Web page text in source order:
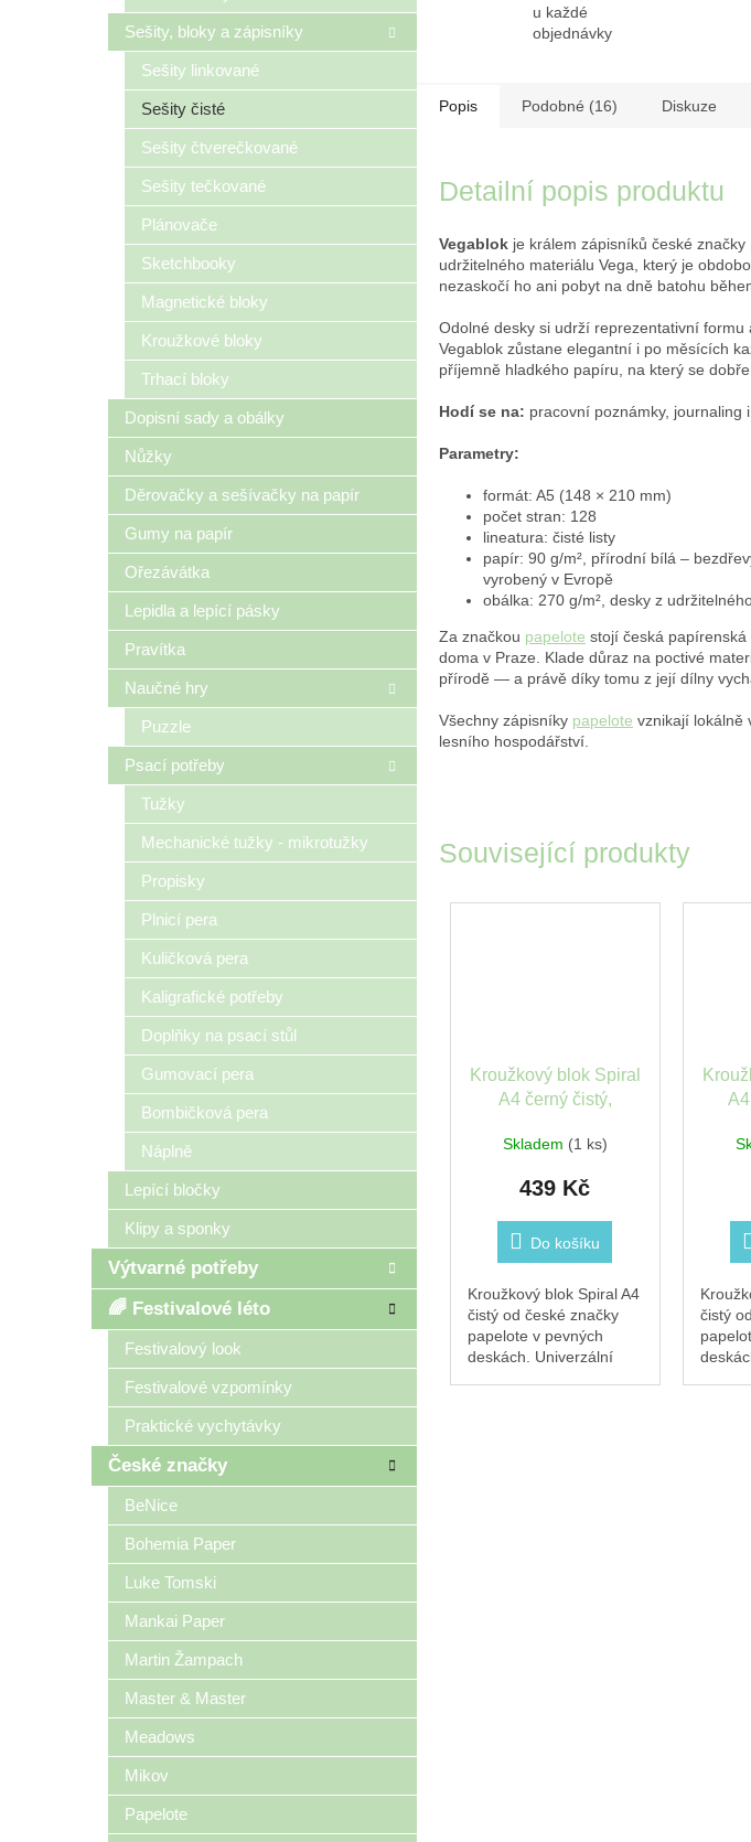
Sešity, bloky a zápisníky
Sešity linkované
Sešity čisté
Sešity čtverečkované
Sešity tečkované
Plánovače
Sketchbooky
Magnetické bloky
Kroužkové bloky
Trhací bloky
Dopisní sady a obálky
Nůžky
Děrovačky a sešívačky na papír
Gumy na papír
Ořezávátka
Lepidla a lepící pásky
Pravítka
Naučné hry
Puzzle
Psací potřeby
Tužky
Mechanické tužky - mikrotužky
Propisky
Plnicí pera
Kuličková pera
Kaligrafické potřeby
Doplňky na psací stůl
Gumovací pera
Bombičková pera
Náplně
Lepící bločky
Klipy a sponky
Výtvarné potřeby
🌈 Festivalové léto
Festivalový look
Festivalové vzpomínky
Praktické vychytávky
České značky
BeNice
Bohemia Paper
Luke Tomski
Mankai Paper
Martin Žampach
Master & Master
Meadows
Mikov
Papelote
u každé
objednávky
Související produkty
Kroužkový blok Spiral
A4 černý čistý,
Papelote
Skladem (1 ks)
439 Kč
Do košíku
Kroužkový blok Spiral A4
čistý od české značky
papelote v pevných
deskách. Univerzální
čistý
Popis Podobné (16) Diskuze
Detailní popis produktu
Vegablok je králem zápisníků české značky
udržitelného materiálu Vega, který je
nezaskočí ho ani pobyt na dně batohu
Odolné desky si udrží reprezentativní
Vegablok zůstane elegantní i po měsících
příjemně hladkého papíru, na který se
Hodí se na: pracovní poznámky, journaling
Parametry:
formát: A5 (148 × 210 mm)
počet stran: 128
lineatura: čisté listy
papír: 90 g/m², přírodní bílá –
vyrobený v Evropě
obálka: 270 g/m², desky z
Za značkou papelote stojí česká
doma v Praze. Klade důraz na poctivé
přírodě — a právě díky tomu z její dílny
Všechny zápisníky papelote vznikají lokálně
lesního hospodářství.